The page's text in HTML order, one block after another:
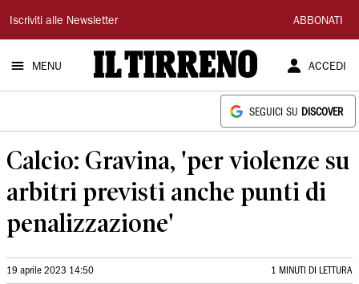
Il
Tirreno
Iscriviti alle Newsletter ABBONATI
MENU ACCEDI
SEGUICI SU DISCOVER
Calcio: Gravina, 'per violenze su
arbitri previsti anche punti di
penalizzazione'
19 aprile 2023 14:50 1 MINUTI DI LETTURA